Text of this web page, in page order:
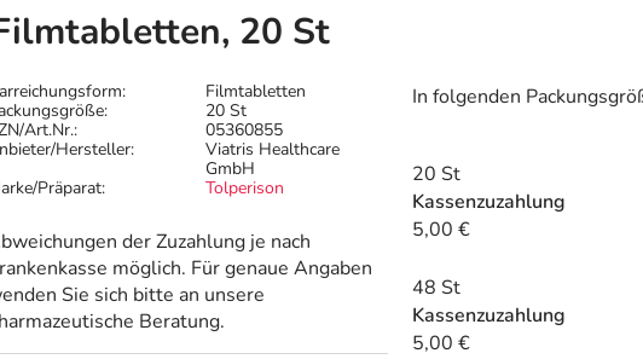
20 St
Filmtabletten
20 St
Art.Nr.:
05360855
Hersteller:
Viatris Healthcare
GmbH
Präparat:
Tolperison
der Zuzahlung je nach
möglich. Für genaue Angaben
Sie sich bitte an unsere
Beratung.
In folgenden
20 St
Kassenzuzahlung
5,00 €
48 St
Kassenzuzahlung
5,00 €